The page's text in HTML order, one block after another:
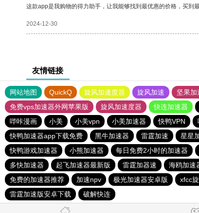
这款app是我购物的得力助手，让我能够找到最优惠的价格，买到最
2024-12-30
友情链接
网站地图 QuickQ 旋风加速度器 旋风加速 坚果加
免费vps加速器外网苹果版
旋风加速度器 快连加速器
哔咔漫画
小美 小美vpn 小美加速器 快鸭VPN
快鸭加速器app下载免费
黑牛加速器 雷霆加速 星星
快鸭游戏加速器
小熊加速器 每日免费2小时的加速器
多快加速器
起飞加速器最新版 雷霆加器速 海鸥加速
免费的加速器推荐
加速npv 极光加速器安卓版 xfcc
雷霆加速版安卓下载
破解快连